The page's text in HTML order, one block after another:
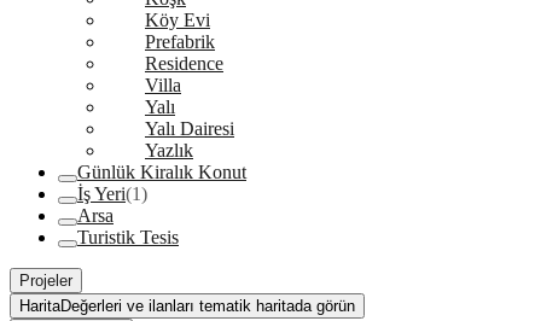
Köy Evi
Prefabrik
Residence
Villa
Yalı
Yalı Dairesi
Yazlık
Günlük Kiralık Konut
İş Yeri(1)
Arsa
Turistik Tesis
Projeler
HaritaDeğerleri ve ilanları tematik haritada görün